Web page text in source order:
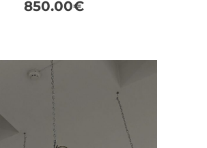
850.00€